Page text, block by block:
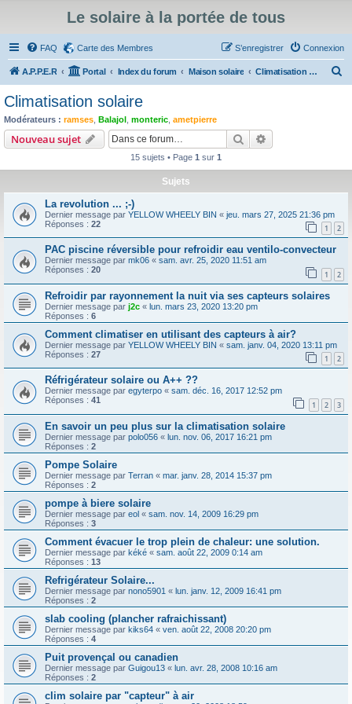
Le solaire à la portée de tous
FAQ Carte des Membres Connexion
S’enregistrer
A.P.P.E.R Portal Index du forum Maison solaire Climatisation solaire
e
r
Climatisation solaire
Modérateurs : ramses Balajol monteric ametpierre
Nouveau sujet Rechercher
15 sujets • Page 1 sur 1
Sujets
La revolution ... ;-)
Dernier message par YELLOW WHEELY BIN « jeu. mars 27, 2025 21:36 pm
Réponses : 22 1 2
PAC piscine réversible pour refroidir eau ventilo-convecteur
Dernier message par mk06 « sam. avr. 25, 2020 11:51 am
Réponses : 20 1 2
Refroidir par rayonnement la nuit via ses capteurs solaires
Dernier message par j2c « lun. mars 23, 2020 13:20 pm
Réponses : 6
Comment climatiser en utilisant des capteurs à air?
Dernier message par YELLOW WHEELY BIN « sam. janv. 04, 2020 13:11 pm
Réponses : 27 1 2
Réfrigérateur solaire ou A++ ??
Dernier message par egyterpo « sam. déc. 16, 2017 12:52 pm
Réponses : 41 1 2 3
En savoir un peu plus sur la climatisation solaire
Dernier message par polo056 « lun. nov. 06, 2017 16:21 pm
Réponses : 2
Pompe Solaire
Dernier message par Terran « mar. janv. 28, 2014 15:37 pm
Réponses : 2
pompe à biere solaire
Dernier message par eol « sam. nov. 14, 2009 16:29 pm
Réponses : 3
Comment évacuer le trop plein de chaleur: une solution.
Dernier message par kéké « sam. août 22, 2009 0:14 am
Réponses : 13
Refrigérateur Solaire...
Dernier message par nono5901 « lun. janv. 12, 2009 16:41 pm
Réponses : 2
slab cooling (plancher rafraichissant)
Dernier message par kiks64 « ven. août 22, 2008 20:20 pm
Réponses : 4
Puit provençal ou canadien
Dernier message par Guigou13 « lun. avr. 28, 2008 10:16 am
Réponses : 2
clim solaire par "capteur" à air